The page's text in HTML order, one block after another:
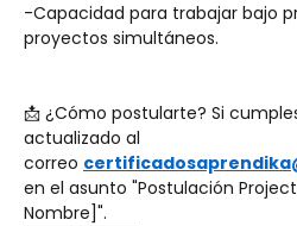
-Capacidad para trabajar bajo
proyectos simultáneos.
📩 ¿Cómo postularte? Si
actualizado al
correo
en el asunto "Postulación
Nombre]".